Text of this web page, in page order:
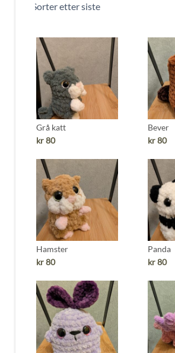
Grå katt
kr80
Bever
kr80
Hamster
kr80
Panda
kr80